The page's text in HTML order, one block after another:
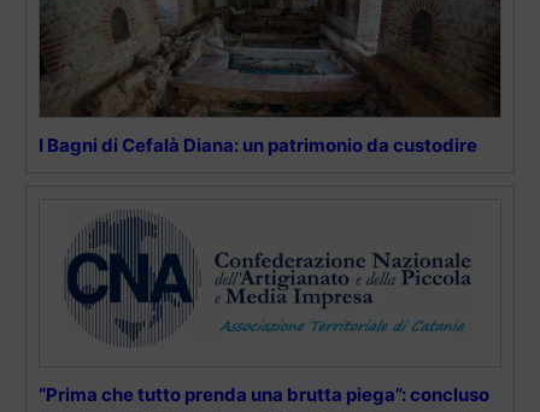
I Bagni di Cefalà Diana: un patrimonio da custodire
“Prima che tutto prenda una brutta piega”: concluso